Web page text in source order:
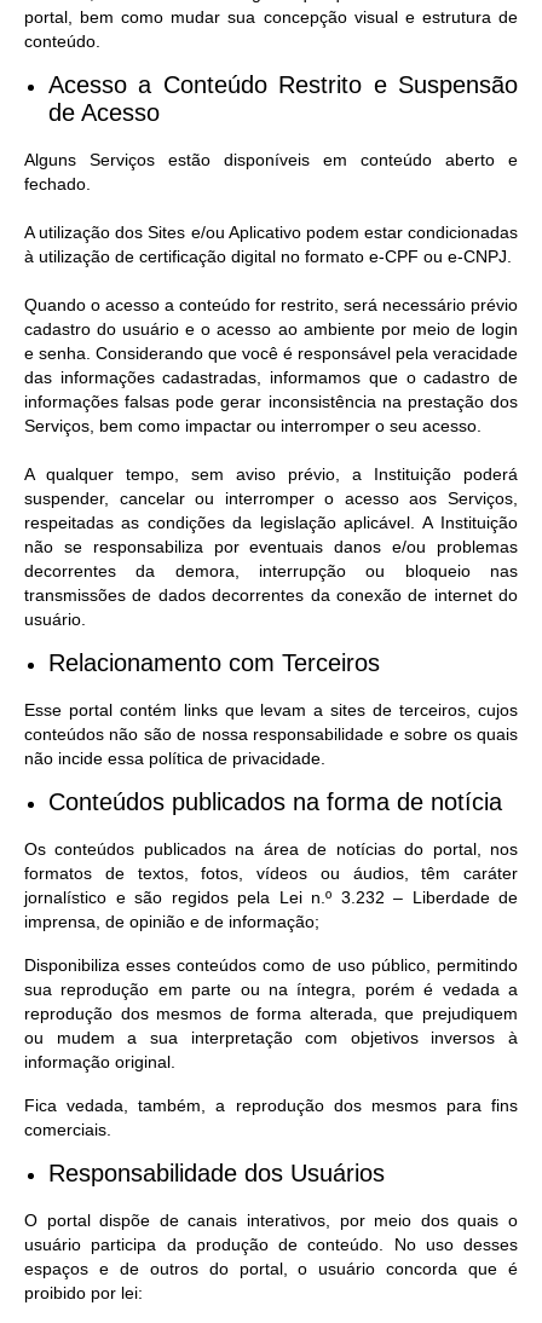
portal, bem como mudar sua concepção visual e estrutura de
conteúdo.
Acesso a Conteúdo Restrito e Suspensão
de Acesso​
Alguns Serviços estão disponíveis em conteúdo aberto e
fechado.
A utilização dos Sites e/ou Aplicativo podem estar condicionadas
à utilização de certificação digital no formato e-CPF ou e-CNPJ.
Quando o acesso a conteúdo for restrito, será necessário prévio
cadastro do usuário e o acesso ao ambiente por meio de login
e senha. Considerando que você é responsável pela veracidade
das informações cadastradas, informamos que o cadastro de
informações falsas pode gerar inconsistência na prestação dos
Serviços, bem como impactar ou interromper o seu acesso.
A qualquer tempo, sem aviso prévio, a Instituição poderá
suspender, cancelar ou interromper o acesso aos Serviços,
respeitadas as condições da legislação aplicável. A Instituição
não se responsabiliza por eventuais danos e/ou problemas
decorrentes da demora, interrupção ou bloqueio nas
transmissões de dados decorrentes da conexão de internet do
usuário.
Relacionamento com Terceiros
Esse portal contém links que levam a sites de terceiros, cujos
conteúdos não são de nossa responsabilidade e sobre os quais
não incide essa política de privacidade.
Conteúdos publicados na forma de notícia
Os conteúdos publicados na área de notícias do portal, nos
formatos de textos, fotos, vídeos ou áudios, têm caráter
jornalístico e são regidos pela Lei n.º 3.232 – Liberdade de
imprensa, de opinião e de informação;
Disponibiliza esses conteúdos como de uso público, permitindo
sua reprodução em parte ou na íntegra, porém é vedada a
reprodução dos mesmos de forma alterada, que prejudiquem
ou mudem a sua interpretação com objetivos inversos à
informação original.
Fica vedada, também, a reprodução dos mesmos para fins
comerciais.
Responsabilidade dos Usuários
O portal dispõe de canais interativos, por meio dos quais o
usuário participa da produção de conteúdo. No uso desses
espaços e de outros do portal, o usuário concorda que é
proibido por lei: